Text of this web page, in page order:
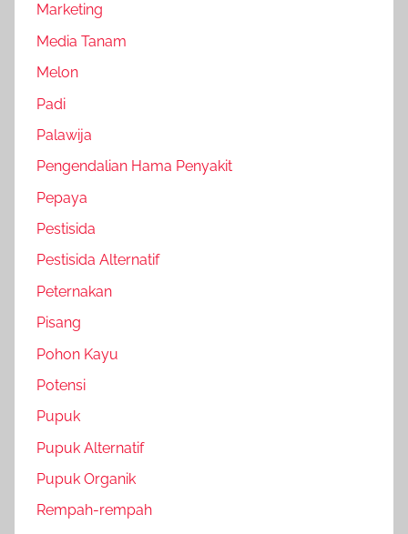
Marketing
Media Tanam
Melon
Padi
Palawija
Pengendalian Hama Penyakit
Pepaya
Pestisida
Pestisida Alternatif
Peternakan
Pisang
Pohon Kayu
Potensi
Pupuk
Pupuk Alternatif
Pupuk Organik
Rempah-rempah